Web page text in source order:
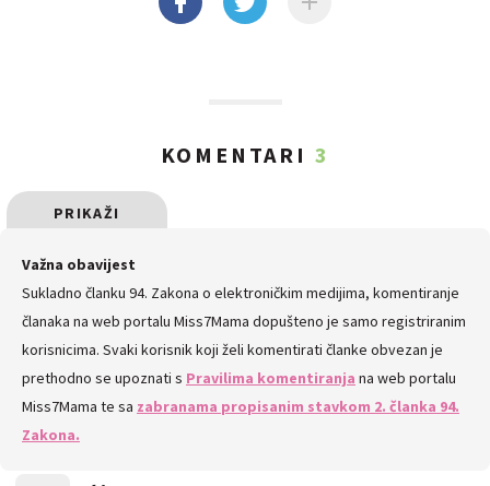
KOMENTARI 3
PRIKAŽI
SVE
KOMENTARE
Važna obavijest
Sukladno članku 94. Zakona o elektroničkim medijima, komentiranje
članaka na web portalu Miss7Mama dopušteno je samo registriranim
korisnicima. Svaki korisnik koji želi komentirati članke obvezan je
prethodno se upoznati s Pravilima komentiranja na web portalu
Miss7Mama te sa zabranama propisanim stavkom 2. članka 94.
Zakona.